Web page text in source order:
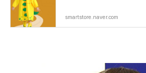
smartstore.naver.com